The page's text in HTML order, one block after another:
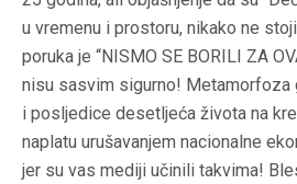
u vremenu i prostoru, nikako ne
poruka je “NISMO SE BORILI ZA
nisu sasvim sigurno! Metamorfoza
i posljedice desetljeća života na
naplatu urušavanjem nacionalne
jer su vas mediji učinili takvima!